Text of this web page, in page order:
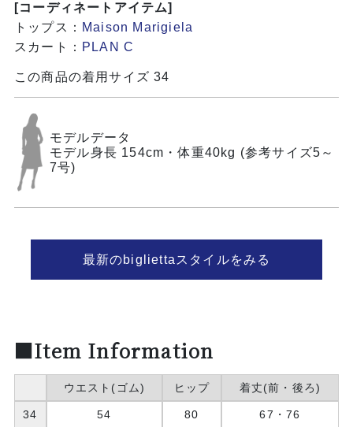
[コーディネートアイテム]
トップス： Maison Marigiela
スカート： PLAN C
この商品の着用サイズ 34
モデルデータ
モデル身長 154cm・体重40kg (参考サイズ5～
7号)
最新のbigliettaスタイルをみる
■Item Information
ウエスト(ゴム) ヒップ 着丈(前・後ろ)
34 54 80 67・76